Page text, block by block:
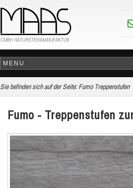
Sie befinden sich auf der Seite: Fumo Treppenstufen
Fumo - Treppenstufen